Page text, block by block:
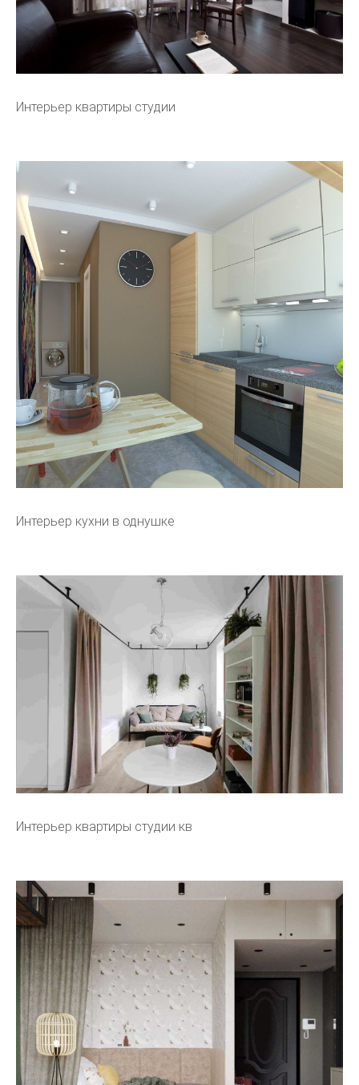
Интерьер квартиры студии
Интерьер кухни в однушке
Интерьер квартиры студии кв